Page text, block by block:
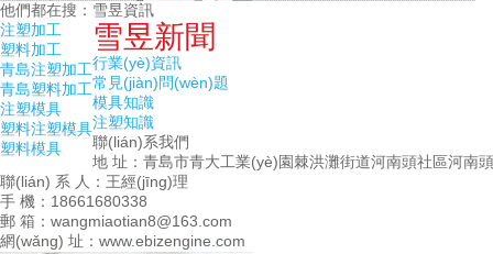
他們都在搜：
注塑加工
塑料加工
青島注塑加工
青島塑料加工
注塑模具
塑料注塑模具
塑料模具
雪昱資訊
雪昱新聞
行業(yè)資訊
常見(jiàn)問(wèn)題
模具知識
注塑知識
聯(lián)系我們
地 址：青島市青大工業(yè)園棘洪灘街道河南頭社區河南
聯(lián) 系 人：王經(jīng)理
手 機：18661680338
郵 箱：wangmiaotian8@163.com
網(wǎng) 址：www.ebizengine.com